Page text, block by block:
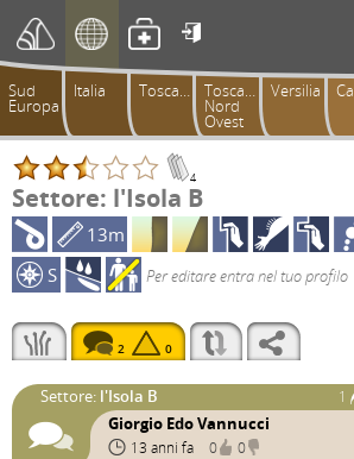

Sud
Europa
Italia Toscana Toscana
Nord
Ovest
Versilia
4
Settore: l'Isola B
13m
S
Per editare entra nel tuo profilo
2 0
Settore: l'Isola B 1
Giorgio Edo Vannucci
13 anni fa 0
0